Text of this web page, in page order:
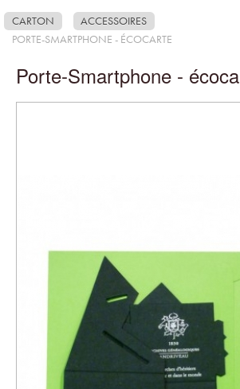
CARTON
ACCESSOIRES
PORTE-SMARTPHONE - ÉCOCARTE
Porte-Smartphone -